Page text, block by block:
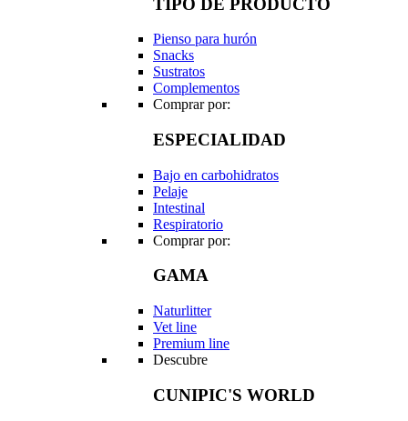
Pienso para hurón
Snacks
Sustratos
Complementos
Comprar por:
ESPECIALIDAD
Bajo en carbohidratos
Pelaje
Intestinal
Respiratorio
Comprar por:
GAMA
Naturlitter
Vet line
Premium line
Descubre
CUNIPIC'S WORLD